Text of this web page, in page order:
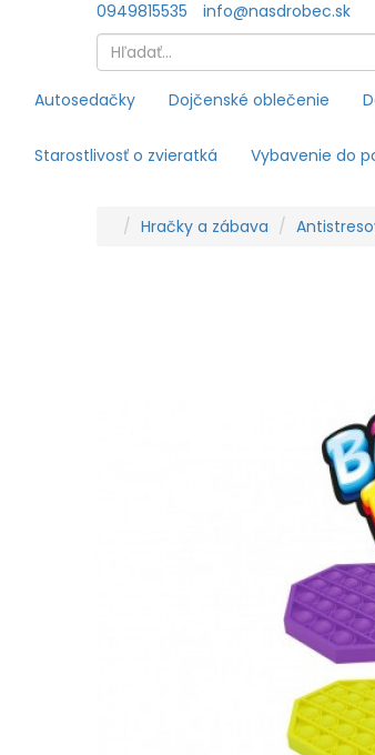
0949815535 info@nasdrobec.sk
Autosedačky Dojčenské oblečenie
Starostlivosť o zvieratká Vybavenie do
Hračky a zábava